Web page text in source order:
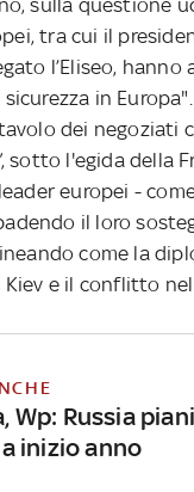
tra cui il
l’Eliseo,
in
dei negoziati
l'egida della
europei -
il loro
come la
e il conflitto nel
Wp: Russia
inizio anno